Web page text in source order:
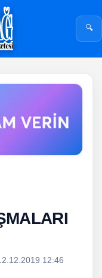
🔍
12:46